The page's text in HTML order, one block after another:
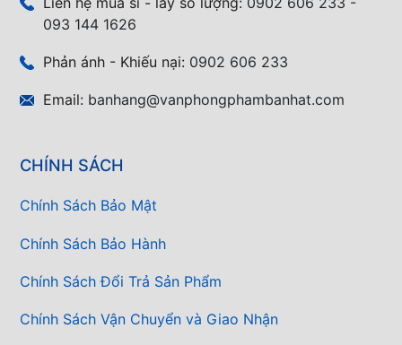
093 144 1626
Phản ánh - Khiếu nại: 0902 606 233
Email: banhang@vanphongphambanhat.com
CHÍNH SÁCH
Chính Sách Bảo Mật
Chính Sách Bảo Hành
Chính Sách Đổi Trả Sản Phẩm
Chính Sách Vận Chuyển và Giao Nhận